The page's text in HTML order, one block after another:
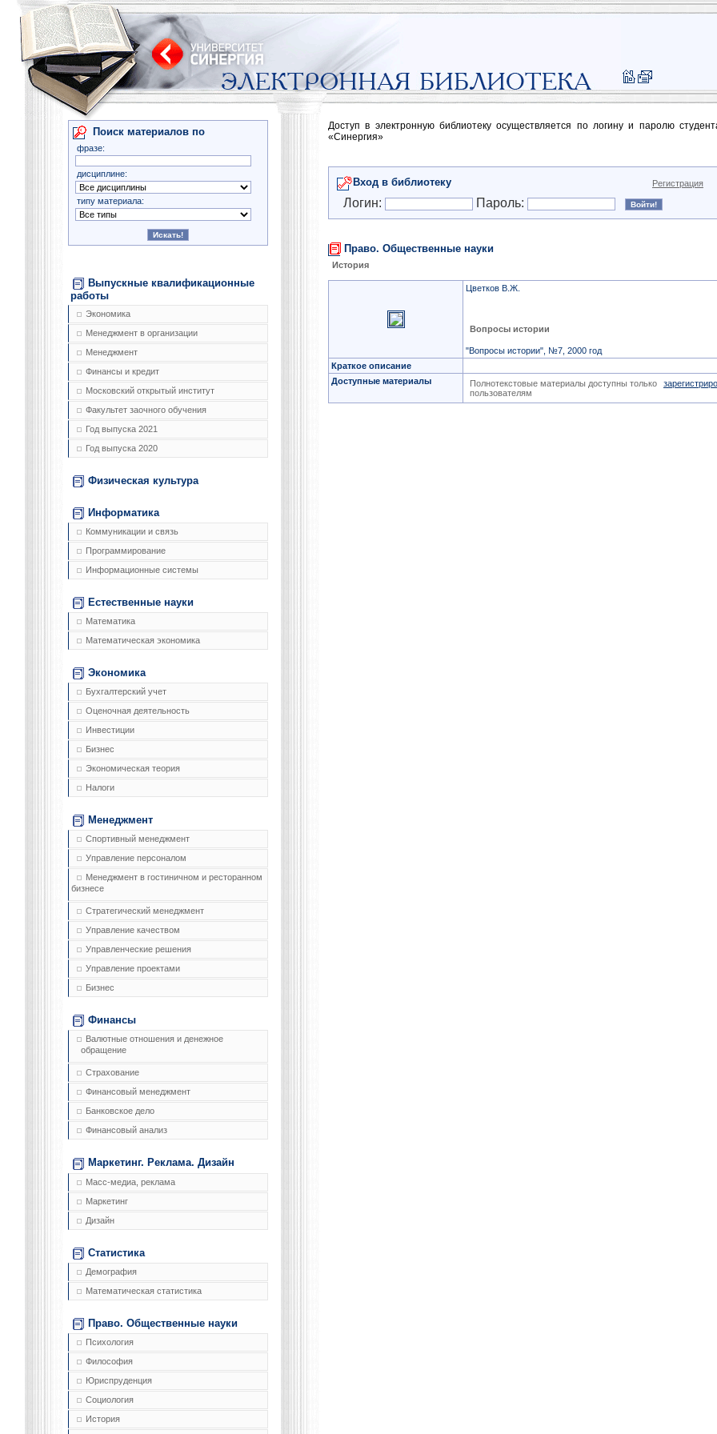
Поиск материалов по
фразе:
дисциплине:
типу материала:
Выпускные квалификационные
работы
Экономика
Менеджмент в организации
Менеджмент
Финансы и кредит
Московский открытый институт
Факультет заочного обучения
Год выпуска 2021
Год выпуска 2020
Физическая культура
Информатика
Коммуникации и связь
Программирование
Информационные системы
Естественные науки
Математика
Математическая экономика
Экономика
Бухгалтерский учет
Оценочная деятельность
Инвестиции
Бизнес
Экономическая теория
Налоги
Менеджмент
Спортивный менеджмент
Управление персоналом
Менеджмент в гостиничном и ресторанном
бизнесе
Стратегический менеджмент
Управление качеством
Управленческие решения
Управление проектами
Бизнес
Финансы
Валютные отношения и денежное
обращение
Страхование
Финансовый менеджмент
Банковское дело
Финансовый анализ
Маркетинг. Реклама. Дизайн
Масс-медиа, реклама
Маркетинг
Дизайн
Статистика
Демография
Математическая статистика
Право. Общественные науки
Психология
Философия
Юриспруденция
Социология
История
Доступ в электронную библиотеку осуществляется по логину и паролю
«Синергия»
Вход в библиотеку Регистрация
Логин: Пароль:
Право. Общественные науки
История
Цветков В.Ж.
Вопросы истории
"Вопросы истории", №7, 2000 год
Краткое описание
Доступные материалы
Полнотекстовые материалы доступны только
пользователям